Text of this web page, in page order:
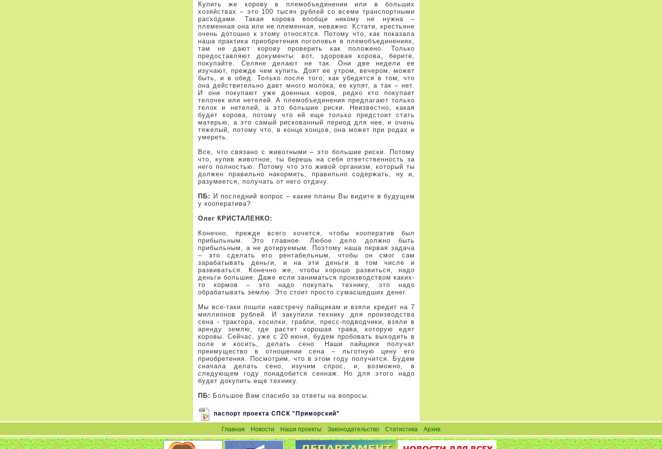
Купить же корову в племобъединении или в больших
хозяйствах – это 100 тысяч рублей со всеми транспортными
расходами. Такая корова вообще никому не нужна –
племенная она или не племенная, неважно. Кстати, крестьяне
очень дотошно к этому относятся. Потому что, как показала
наша практика приобретения поголовья в племобъединениях,
там не дают корову проверить как положено. Только
предоставляют документы: вот, здоровая корова, берите,
покупайте. Селяне делают не так. Они две недели ее
изучают, прежде чем купить. Доят ее утром, вечером, может
быть, и в обед. Только после того, как убедятся в том, что
она действительно дает много молока, ее купят, а так – нет.
И они покупают уже доенных коров, редко кто покупает
телочек или нетелей. А племобъединения предлагают только
телок и нетелей, а это большие риски. Неизвестно, какая
будет корова, потому что ей еще только предстоит стать
матерью, а это самый рискованный период для нее, и очень
тяжелый, потому что, в конце концов, она может при родах и
умереть.
Все, что связано с животными – это большие риски. Потому
что, купив животное, ты берешь на себя ответственность за
него полностью. Потому что это живой организм, который ты
должен правильно накормить, правильно содержать, ну и,
разумеется, получать от него отдачу.
ПБ:
И последний вопрос – какие планы Вы видите в будущем
у кооператива?
Олег КРИСТАЛЕНКО:
Конечно, прежде всего хочется, чтобы кооператив был
прибыльным. Это главное. Любое дело должно быть
прибыльным, а не дотируемым. Поэтому наша первая задача
– это сделать его рентабельным, чтобы он смог сам
зарабатывать деньги, и на эти деньги в том числе и
развиваться. Конечно же, чтобы хорошо развиться, надо
деньги большие. Даже если заниматься производством каких-
то кормов – это надо покупать технику, это надо
обрабатывать землю. Это стоит просто сумасшедших денег.
Мы все-таки пошли навстречу пайщикам и взяли кредит на 7
миллионов рублей. И закупили технику для производства
сена - трактора, косилки, грабли, пресс-подводчики, взяли в
аренду землю, где растет хорошая трава, которую едят
коровы. Сейчас, уже с 20 июня, будем пробовать выходить в
поле и косить, делать сено. Наши пайщики получат
преимущество в отношении сена – льготную цену его
приобретения. Посмотрим, что в этом году получится. Будем
сначала делать сено, изучим спрос, и, возможно, в
следующем году понадобится сеннаж. Но для этого надо
будет докупить еще технику.
ПБ: Большое Вам спасибо за ответы на вопросы.
паспорт проекта СПСК "Приморский"
Главная Новости Наши проекты Законодательство Статистика Архив